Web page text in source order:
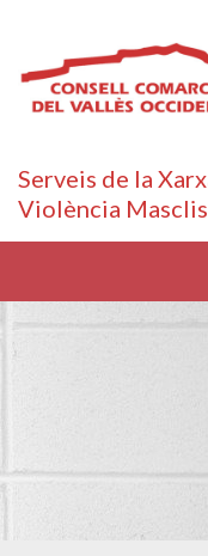
Serveis de la
Violència